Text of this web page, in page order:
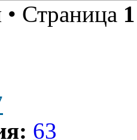
Страница 1
63